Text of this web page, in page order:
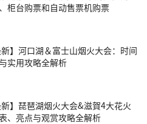
柜台购票和自动售票机购票
新】河口湖＆富士山烟火大会：时间
实用攻略全解析
新】琵琶湖烟火大会&滋賀4大花火
、亮点与观赏攻略全解析